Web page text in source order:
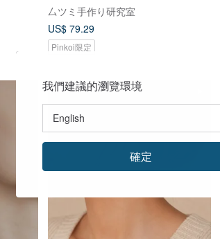
厶ツミ手作り研究室
US$ 79.29
Pinkoi限定
14%OFF
我們建議的瀏覽環境
確定